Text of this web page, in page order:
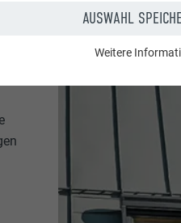
AUSWAHL
die Website einwandfrei
Sessione
Cookie-
US-DIENSTE)
(inkl. US-Dienste)"-Cookies helfen
gesammelt, um die
Weitere